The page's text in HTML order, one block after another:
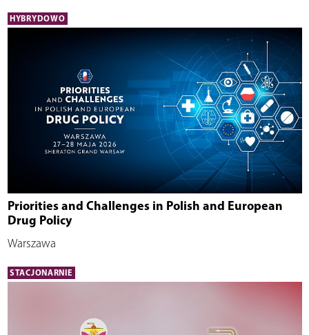
HYBRYDOWO
Priorities and Challenges in Polish and European
Drug Policy
Warszawa
STACJONARNIE